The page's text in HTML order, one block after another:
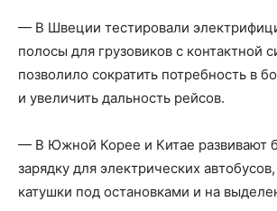
— В Швеции тестировали
полосы для грузовиков с контактной
позволило сократить потребность в
и увеличить дальность рейсов.
— В Южной Корее и Китае развивают
зарядку для электрических
катушки под остановками и на